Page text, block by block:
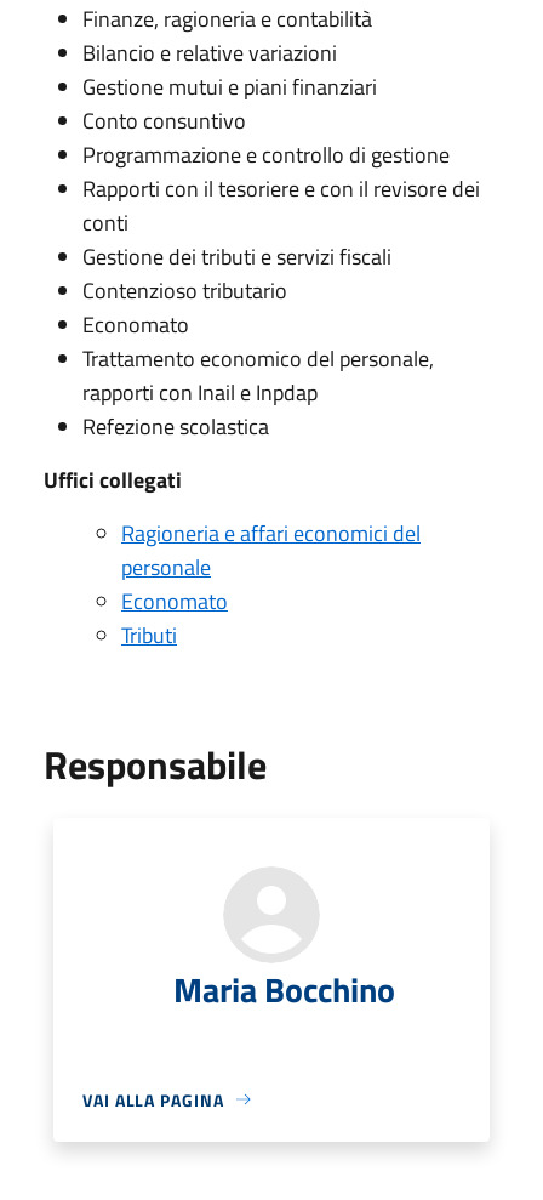
Finanze, ragioneria e contabilità
Bilancio e relative variazioni
Gestione mutui e piani finanziari
Conto consuntivo
Programmazione e controllo di gestione
Rapporti con il tesoriere e con il revisore dei
conti
Gestione dei tributi e servizi fiscali
Contenzioso tributario
Economato
Trattamento economico del personale,
rapporti con Inail e Inpdap
Refezione scolastica
Uffici collegati
Ragioneria e affari economici del
personale
Economato
Tributi
Responsabile
Maria Bocchino
VAI ALLA PAGINA